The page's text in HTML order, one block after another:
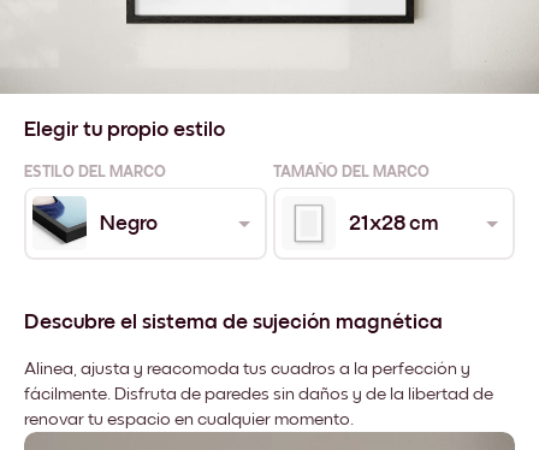
Elegir tu propio estilo
ESTILO DEL MARCO TAMAÑO DEL MARCO
Negro 21x28 cm
Descubre el sistema de sujeción magnética
Alinea, ajusta y reacomoda tus cuadros a la perfección y
fácilmente. Disfruta de paredes sin daños y de la libertad de
renovar tu espacio en cualquier momento.